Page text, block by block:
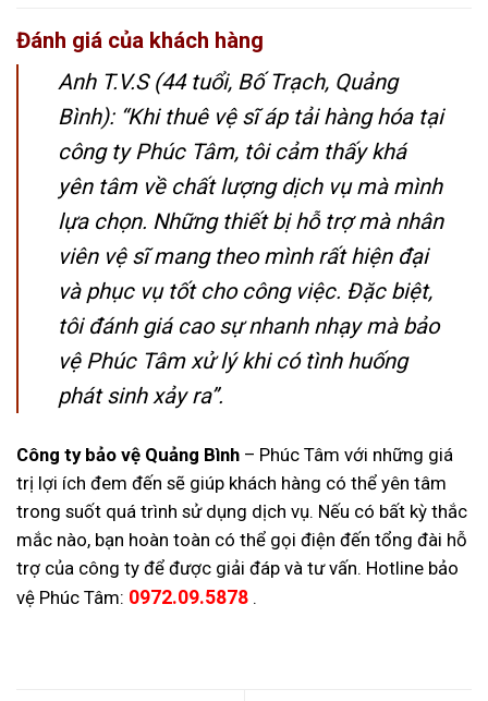
Đánh giá của khách hàng
Anh T.V.S (44 tuổi, Bố Trạch, Quảng
Bình): “Khi thuê vệ sĩ áp tải hàng hóa tại
công ty Phúc Tâm, tôi cảm thấy khá
yên tâm về chất lượng dịch vụ mà mình
lựa chọn. Những thiết bị hỗ trợ mà nhân
viên vệ sĩ mang theo mình rất hiện đại
và phục vụ tốt cho công việc. Đặc biệt,
tôi đánh giá cao sự nhanh nhạy mà bảo
vệ Phúc Tâm xử lý khi có tình huống
phát sinh xảy ra”.
Công ty bảo vệ Quảng Bình – Phúc Tâm với những giá
trị lợi ích đem đến sẽ giúp khách hàng có thể yên tâm
trong suốt quá trình sử dụng dịch vụ. Nếu có bất kỳ thắc
mắc nào, bạn hoàn toàn có thể gọi điện đến tổng đài hỗ
trợ của công ty để được giải đáp và tư vấn. Hotline bảo
vệ Phúc Tâm: 0972.09.5878 .